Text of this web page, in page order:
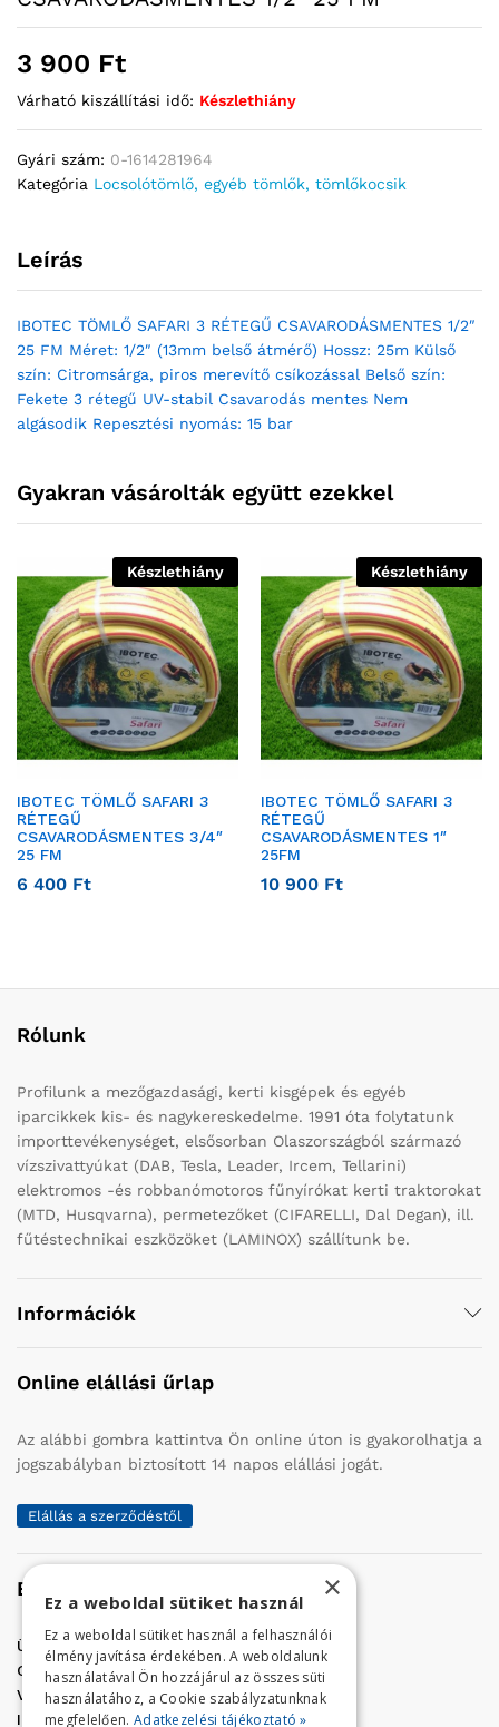
3 900 Ft
Várható kiszállítási idő: Készlethiány
Gyári szám: 0-1614281964
Kategória Locsolótömlő, egyéb tömlők, tömlőkocsik
Leírás
IBOTEC TÖMLŐ SAFARI 3 RÉTEGŰ CSAVARODÁSMENTES 1/2″
25 FM Méret: 1/2″ (13mm belső átmérő) Hossz: 25m Külső
szín: Citromsárga, piros merevítő csíkozással Belső szín:
Fekete 3 rétegű UV-stabil Csavarodás mentes Nem
algásodik Repesztési nyomás: 15 bar
Gyakran vásárolták együtt ezekkel
Készlethiány
IBOTEC TÖMLŐ SAFARI 3
RÉTEGŰ
CSAVARODÁSMENTES 3/4″
25 FM
6 400 Ft
Készlethiány
IBOTEC TÖMLŐ SAFARI 3
RÉTEGŰ
CSAVARODÁSMENTES 1″
25FM
10 900 Ft
Rólunk
Profilunk a mezőgazdasági, kerti kisgépek és egyéb
iparcikkek kis- és nagykereskedelme. 1991 óta folytatunk
importtevékenységet, elsősorban Olaszországból származó
vízszivattyúkat (DAB, Tesla, Leader, Ircem, Tellarini)
elektromos -és robbanómotoros fűnyírókat kerti traktorokat
(MTD, Husqvarna), permetezőket (CIFARELLI, Dal Degan), ill.
fűtéstechnikai eszközöket (LAMINOX) szállítunk be.
Információk
Online elállási űrlap
Az alábbi gombra kattintva Ön online úton is gyakorolhatja a
jogszabályban biztosított 14 napos elállási jogát.
Elállás a szerződéstől
Elérhetőség
Üzletünk címe:Szolnok, Vércse út 17.
Golf Center Áruház:06 (56) 423-324
VÁR-Kert Áruház: 06 (56) 429-771
Iroda:06 (56) 421-857
×
Ez a weboldal sütiket használ
Ez a weboldal sütiket használ a felhasználói
élmény javítása érdekében. A weboldalunk
használatával Ön hozzájárul az összes süti
használatához, a Cookie szabályzatunknak
megfelelően. Adatkezelési tájékoztató »